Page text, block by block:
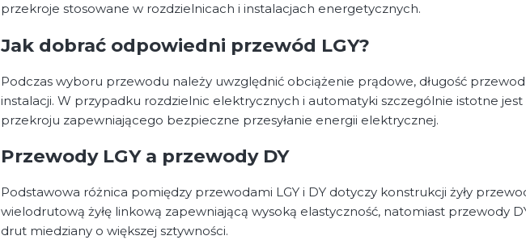
przekroje stosowane w rozdzielnicach i instalacjach energetycznych.
Jak dobrać odpowiedni przewód LGY?
Podczas wyboru przewodu należy uwzględnić obciążenie prądowe, długość
instalacji. W przypadku rozdzielnic elektrycznych i automatyki szczególnie istotne
przekroju zapewniającego bezpieczne przesyłanie energii elektrycznej.
Przewody LGY a przewody DY
Podstawowa różnica pomiędzy przewodami LGY i DY dotyczy konstrukcji żyły
wielodrutową żyłę linkową zapewniającą wysoką elastyczność, natomiast przewody
drut miedziany o większej sztywności.